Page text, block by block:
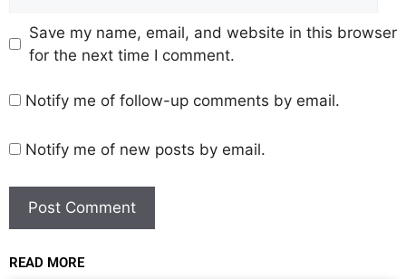
Save my name, email, and website in this browser
for the next time I comment.
Notify me of follow-up comments by email.
Notify me of new posts by email.
READ MORE